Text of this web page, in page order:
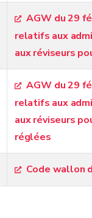
AGW du 29
relatifs aux
aux réviseurs
AGW du 29
relatifs aux
aux réviseurs
réglées
Code wallon